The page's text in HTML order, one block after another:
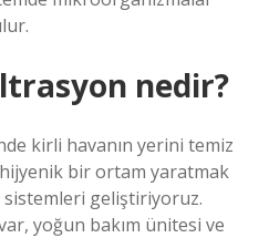
nedir?
kirli havanın yerini temiz
bir ortam yaratmak
sistemleri geliştiriyoruz.
yoğun bakım ünitesi ve